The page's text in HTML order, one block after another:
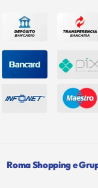
Roma Shopping e